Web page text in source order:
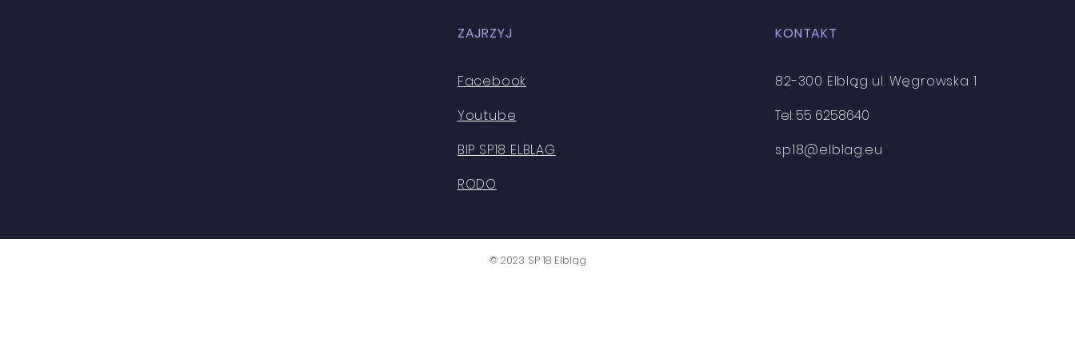
ZAJRZYJ
Facebook
Youtube
BIP SP18 ELBLAG
RODO
KONTAKT
82-300 Elbląg ul. Węgrowska 1
Tel: 55 6258640
sp18@elblag.eu
© 2023 SP 18 Elbląg